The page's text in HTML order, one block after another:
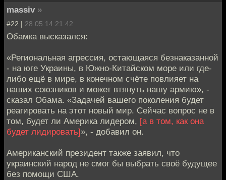
massiv »
#22 | 28.05.14 21:42
Обамка высказался:
«Региональная агрессия, остающаяся безнаказанной
- на юге Украины, в Южно-Китайском море или где-
либо ещё в мире, в конечном счёте повлияет на
наших союзников и может втянуть нашу армию», -
сказал Обама. «Задачей вашего поколения будет
реагировать на этот новый мир. Сейчас вопрос не в
том, будет ли Америка лидером, [а в том, как она
будет лидировать]», - добавил он.
Американский президент также заявил, что
украинский народ не смог бы выбрать своё будущее
без помощи США.